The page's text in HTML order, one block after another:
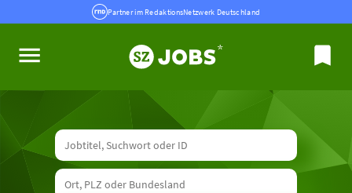
Partner im RedaktionsNetzwerk Deutschland